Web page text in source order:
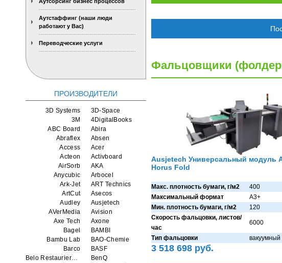
Аутстаффинг (наши люди
работают у Вас)
Переводческие услуги
ПРОИЗВОДИТЕЛИ
3D Systems
3D-Space
3M
4DigitalBooks
ABC Board
Abira
Abraflex
Absen
Access
Acer
Acteon
Activboard
AirSorb
AKA
Anycubic
Arbocel
Ark-Jet
ART Technics
ArtCut
Asecos
Audley
Ausjetech
AVerMedia
Avision
Axe Tech
Axone
Bagel
BAMBI
Bambu Lab
BAO-Chemie
Barco
BASF
Belo Restaurierungsgerate GmbH
BenQ
Фальцовщики
Ausjetech Универсальный модуль
Horus Fold
Макс. плотность бумаги, г/м2
400
Максимальный формат
A3+
Мин. плотность бумаги, г/м2
120
Скорость фальцовки, листов/
час
6000
Тип фальцовки вaкуумный
3 518 698 руб.